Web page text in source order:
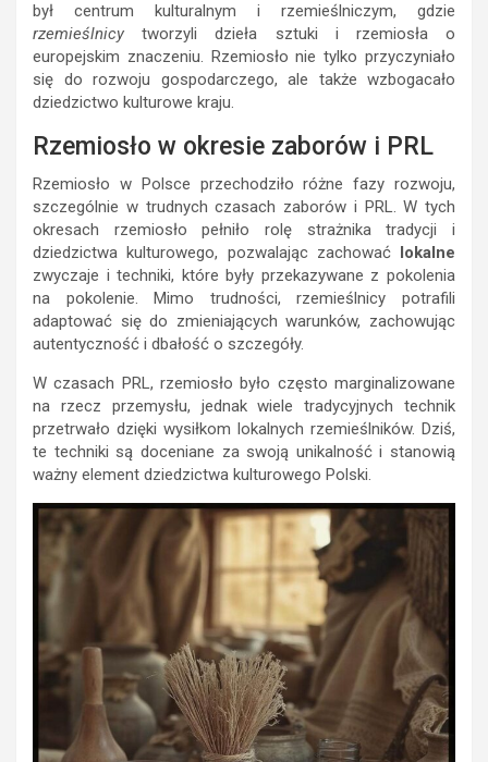
był centrum kulturalnym i rzemieślniczym, gdzie
rzemieślnicy tworzyli dzieła sztuki i rzemiosła o
europejskim znaczeniu. Rzemiosło nie tylko przyczyniało
się do rozwoju gospodarczego, ale także wzbogacało
dziedzictwo kulturowe kraju.
Rzemiosło w okresie zaborów i PRL
Rzemiosło w Polsce przechodziło różne fazy rozwoju,
szczególnie w trudnych czasach zaborów i PRL. W tych
okresach rzemiosło pełniło rolę strażnika tradycji i
dziedzictwa kulturowego, pozwalając zachować
lokalne
zwyczaje i techniki, które były przekazywane z pokolenia
na pokolenie. Mimo trudności, rzemieślnicy potrafili
adaptować się do zmieniających warunków, zachowując
autentyczność i dbałość o szczegóły.
W czasach PRL, rzemiosło było często marginalizowane
na rzecz przemysłu, jednak wiele tradycyjnych technik
przetrwało dzięki wysiłkom lokalnych rzemieślników. Dziś,
te techniki są doceniane za swoją unikalność i stanowią
ważny element dziedzictwa kulturowego Polski.